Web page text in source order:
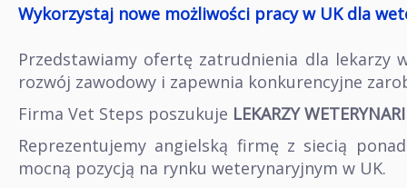
Wykorzystaj nowe możliwości pracy w UK dla
Przedstawiamy ofertę zatrudnienia dla
rozwój zawodowy i zapewnia konkurencyjne
Firma Vet Steps poszukuje LEKARZY
Reprezentujemy angielską firmę z siecią
mocną pozycją na rynku weterynaryjnym w UK.